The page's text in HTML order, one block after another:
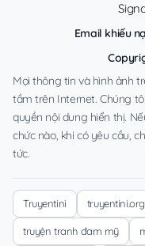
Email khiếu
Mọi thông tin và hình ảnh
tầm trên Internet. Chúng
quyền nội dung hiển thị.
chức nào, khi có yêu cầu,
tức.
Truyentini truyentini.org
truyện tranh đam mỹ